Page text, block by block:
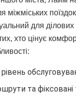
міжміських
для
хто цінує
та